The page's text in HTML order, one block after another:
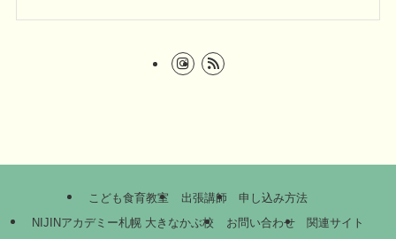
こども食育教室 出張講師
申し込み方法
NIJINアカデミー札幌 大きなかぶ校
お問い合わせ 関連サイト